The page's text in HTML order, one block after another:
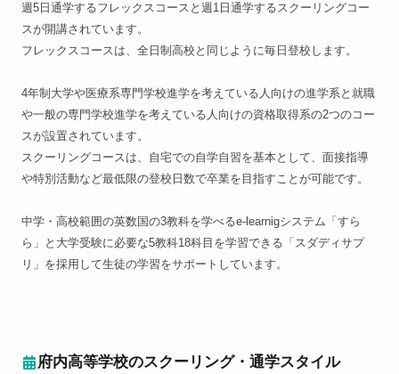
週5日通学するフレックスコースと週1日通学するスクーリングコー
スが開講されています。
フレックスコースは、全日制高校と同じように毎日登校します。
4年制大学や医療系専門学校進学を考えている人向けの進学系と就職
や一般の専門学校進学を考えている人向けの資格取得系の2つのコー
スが設置されています。
スクーリングコースは、自宅での自学自習を基本として、面接指導
や特別活動など最低限の登校日数で卒業を目指すことが可能です。
中学・高校範囲の英数国の3教科を学べるe-learnigシステム「すら
ら」と大学受験に必要な5教科18科目を学習できる「スダディサプ
リ」を採用して生徒の学習をサポートしています。
府内高等学校のスクーリング・通学スタイル